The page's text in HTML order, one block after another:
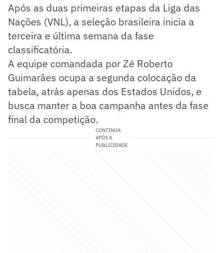
Após as duas primeiras etapas da Liga das
Nações (VNL), a seleção brasileira inicia a
terceira e última semana da fase
classificatória.
A equipe comandada por Zé Roberto
Guimarães ocupa a segunda colocação da
tabela, atrás apenas dos Estados Unidos, e
busca manter a boa campanha antes da fase
final da competição.
CONTINUA
APÓS A
PUBLICIDADE